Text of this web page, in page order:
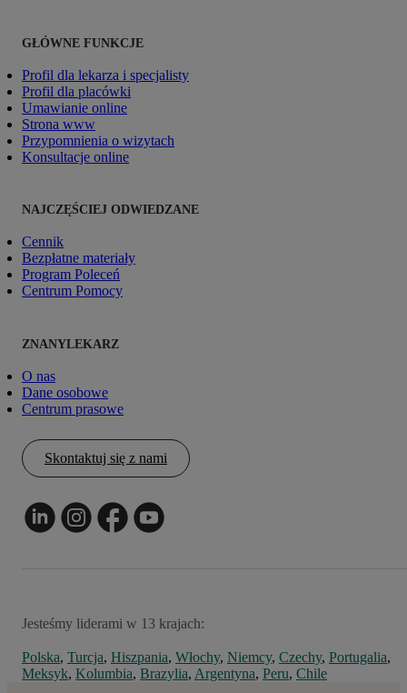
GŁÓWNE FUNKCJE
Profil dla lekarza i specjalisty
Profil dla placówki
Umawianie online
Strona www
Przypomnienia o wizytach
Konsultacje online
NAJCZĘŚCIEJ ODWIEDZANE
Cennik
Bezpłatne materiały
Program Poleceń
Centrum Pomocy
ZNANYLEKARZ
O nas
Dane osobowe
Centrum prasowe
Skontaktuj się z nami
Jesteśmy liderami w 13 krajach:
Polska, Turcja, Hiszpania, Włochy, Niemcy, Czechy, Portugalia,
Meksyk, Kolumbia, Brazylia, Argentyna, Peru, Chile